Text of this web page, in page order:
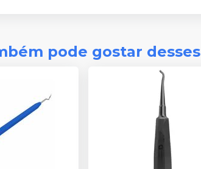
pode gostar desses